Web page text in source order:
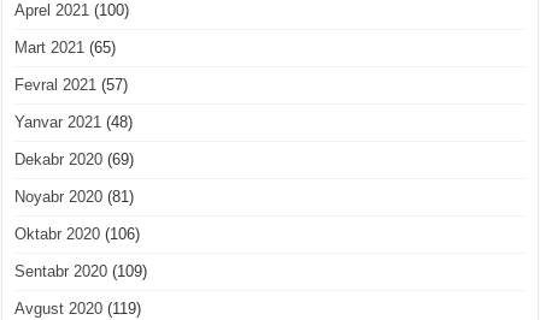
Aprel 2021 (100)
Mart 2021 (65)
Fevral 2021 (57)
Yanvar 2021 (48)
Dekabr 2020 (69)
Noyabr 2020 (81)
Oktabr 2020 (106)
Sentabr 2020 (109)
Avgust 2020 (119)